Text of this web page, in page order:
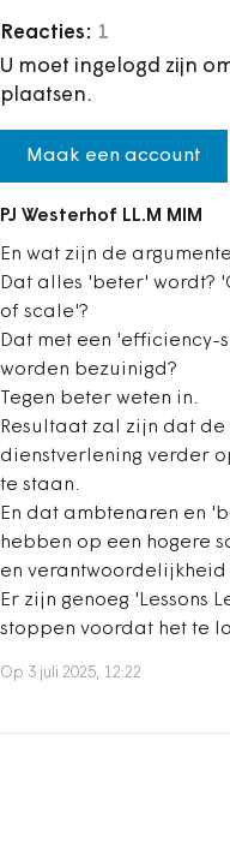
Reacties: 1
U moet ingelogd zijn
plaatsen.
Maak een account
PJ Westerhof LL.M MIM
En wat zijn de
Dat alles 'beter' wordt?
of scale'?
Dat met een
worden bezuinigd?
Tegen beter weten in.
Resultaat zal zijn dat
dienstverlening verder
te staan.
En dat ambtenaren en
hebben op een hogere
en verantwoordelijkheid
Er zijn genoeg 'Lessons
stoppen voordat het te
Op 3 juli 2025, 12:22